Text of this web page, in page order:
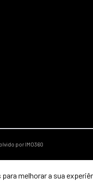
por IMO360
melhorar a sua